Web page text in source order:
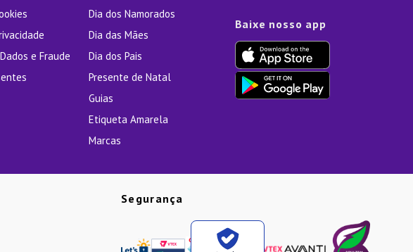
e Fraude
Dia dos Namorados
Dia das Mães
Dia dos Pais
Presente de Natal
Guias
Etiqueta Amarela
Marcas
Baixe nosso app
Segurança